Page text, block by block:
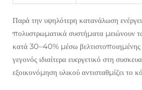
Παρά την υψηλότερη κατανάλωση
πολυστρωματικά συστήματα μειώνουν
κατά 30–40% μέσω
γεγονός ιδιαίτερα ευεργετικό στη
εξοικονόμηση υλικού αντισταθμίζει το